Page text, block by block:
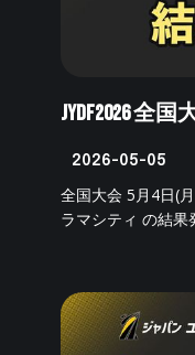
JYDF2026 全
2026-05-05
全国大会 5月4日(
ラマシティ の結果